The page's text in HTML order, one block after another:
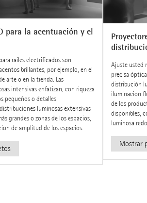
para la acentuación y el
raíles electrificados son
brillantes, por ejemplo, en el
arte o en la tienda. Las
intensivas enfatizan, con riqueza
pequeños o detalles
luminosas extensivas
grandes o zonas de los espacios,
de amplitud de los espacios.
Ajuste usted
precisa
distribución
iluminación
de los
disponibles,
luminosa
Mostrar